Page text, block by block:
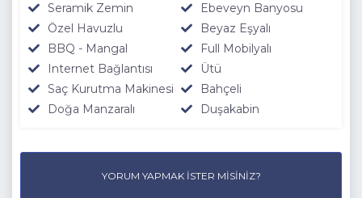
Seramik Zemin
Ebeveyn Banyosu
Özel Havuzlu
Beyaz Eşyalı
BBQ - Mangal
Full Mobilyalı
Internet Bağlantısı
Ütü
Saç Kurutma Makinesi
Bahçeli
Doğa Manzaralı
Duşakabin
YORUM YAPMAK İSTER MISINIZ?